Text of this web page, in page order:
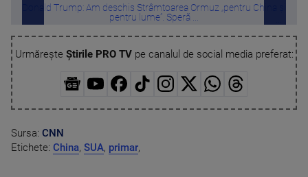
Donald Trump: Am deschis Strâmtoarea Ormuz „pentru China și
pentru lume”. Speră ...
Urmărește Știrile PRO TVpe canalul de social media preferat:
Sursa: CNN
Etichete: China, SUA, primar,